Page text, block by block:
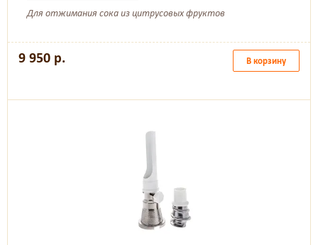
Для отжимания сока из цитрусовых фруктов
9 950 р. В корзину